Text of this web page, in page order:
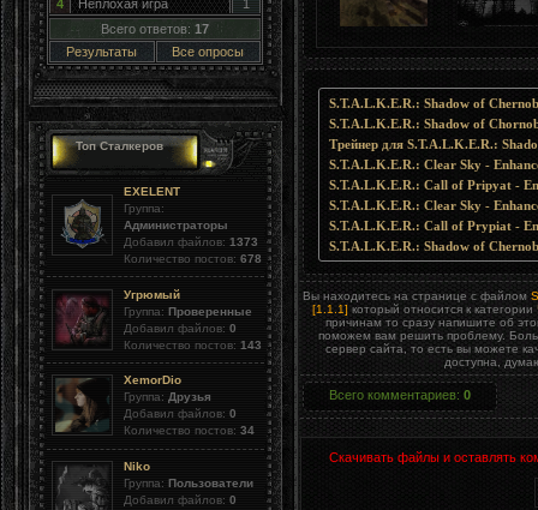
4
Неплохая игра
1
Всего ответов: 17
Результаты
Все опросы
Топ Сталкеров
EXELENT
Группа:
Администраторы
Добавил файлов: 1373
Количество постов: 678
Угрюмый
Группа: Проверенные
Добавил файлов: 0
Количество постов: 143
XemorDio
Группа: Друзья
Добавил файлов: 0
Количество постов: 34
Niko
Группа: Пользователи
Добавил файлов: 0
S.T.A.L.K.E.R.: Shadow of
S.T.A.L.K.E.R.: Shadow of
Трейнер для S.T.A.L.K.E.R.:
S.T.A.L.K.E.R.: Clear Sky -
S.T.A.L.K.E.R.: Call of Pripyat -
S.T.A.L.K.E.R.: Clear Sky -
S.T.A.L.K.E.R.: Call of Prypiat -
S.T.A.L.K.E.R.: Shadow of
Вы находитесь на странице с файлом
[1.1.1] который относится к категории
причинам то сразу напишите об
поможем вам решить проблему.
сервер сайта, то есть вы можете
доступна,
Всего комментариев: 0
Скачивать файлы и оставлять